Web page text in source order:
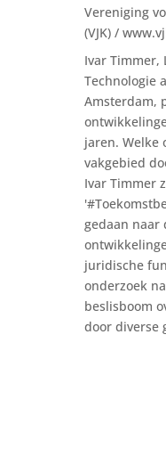
Vereniging
(VJK) /
Ivar Timmer,
Technologie
Amsterdam,
jaren. Welke
vakgebied
Ivar Timmer
gedaan naar
juridische
onderzoek
beslisboom
door diverse